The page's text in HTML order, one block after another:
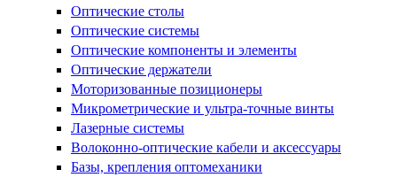
Оптические столы
Оптические системы
Оптические компоненты и элементы
Оптические держатели
Моторизованные позиционеры
Микрометрические и ультра-точные винты
Лазерные системы
Волоконно-оптические кабели и аксессуары
Базы, крепления оптомеханики